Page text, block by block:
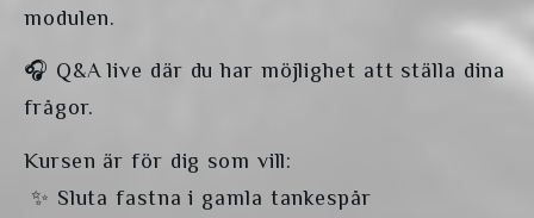
modulen.
🎧 Q&A live där du har möjlighet att ställa dina
frågor.
Kursen är för dig som vill:
✨ Sluta fastna i gamla tankespår